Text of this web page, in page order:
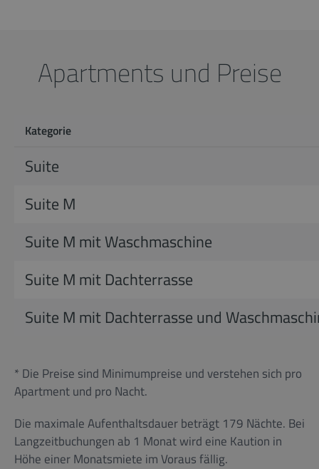
Apartments und Preise
Kategorie
Suite
Suite M
Suite M mit Waschmaschine
Suite M mit Dachterrasse
Suite M mit Dachterrasse und
* Die Preise sind Minimumpreise und verstehen sich pro
Apartment und pro Nacht.
Die maximale Aufenthaltsdauer beträgt 179 Nächte. Bei
Langzeitbuchungen ab 1 Monat wird eine Kaution in
Höhe einer Monatsmiete im Voraus fällig.